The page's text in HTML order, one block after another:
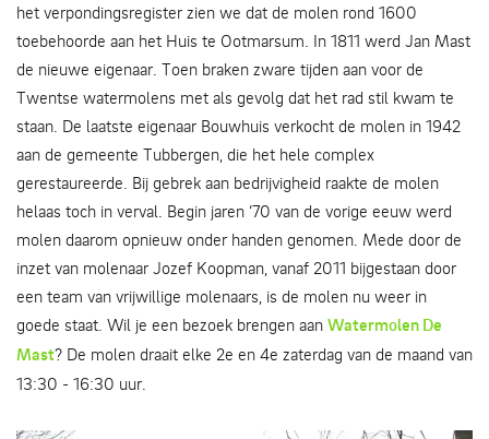
het verpondingsregister zien we dat de molen rond 1600
toebehoorde aan het Huis te Ootmarsum. In 1811 werd Jan Mast
de nieuwe eigenaar. Toen braken zware tijden aan voor de
Twentse watermolens met als gevolg dat het rad stil kwam te
staan. De laatste eigenaar Bouwhuis verkocht de molen in 1942
aan de gemeente Tubbergen, die het hele complex
gerestaureerde. Bij gebrek aan bedrijvigheid raakte de molen
helaas toch in verval. Begin jaren ‘70 van de vorige eeuw werd
molen daarom opnieuw onder handen genomen. Mede door de
inzet van molenaar Jozef Koopman, vanaf 2011 bijgestaan door
een team van vrijwillige molenaars, is de molen nu weer in
goede staat. Wil je een bezoek brengen aan Watermolen De
Mast? De molen draait elke 2e en 4e zaterdag van de maand van
13:30 - 16:30 uur.